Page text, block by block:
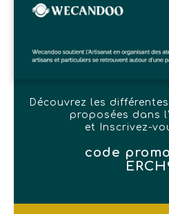
Découvrez les
proposées dans
et Inscrivez-
code